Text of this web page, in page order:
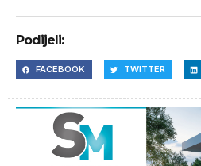
Podijeli:
FACEBOOK TWITTER